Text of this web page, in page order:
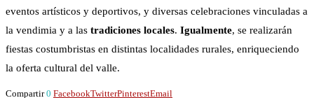
eventos artísticos y deportivos, y diversas celebraciones vinculadas a
la vendimia y a las tradiciones locales. Igualmente, se realizarán
fiestas costumbristas en distintas localidades rurales, enriqueciendo
la oferta cultural del valle.
Compartir 0 FacebookTwitterPinterestEmail